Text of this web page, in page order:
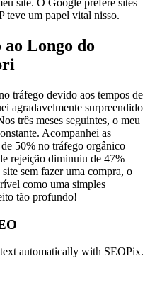
site. O Google prefere sites
teve um papel vital nisso.
ao Longo do
tráfego devido aos tempos de
agradavelmente surpreendido
três meses seguintes, o meu
Acompanhei as
50% no tráfego orgânico
rejeição diminuiu de 47%
sem fazer uma compra, o
como uma simples
tão profundo!
automatically with SEOPix.